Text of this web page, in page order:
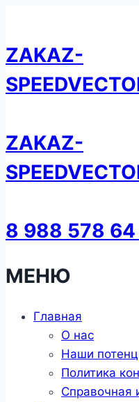
содержанию
ZAKAZ-
ZAKAZ-
8 988 578 64
МЕНЮ
Главная
О нас
Наши
Политика
Справочная